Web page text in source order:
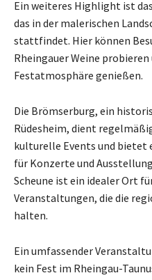
Ein weiteres Highlight ist
das in der malerischen
stattfindet. Hier können
Rheingauer Weine
Festatmosphäre genießen.
Die Brömserburg, ein
Rüdesheim, dient
kulturelle Events und bietet
für Konzerte und
Scheune ist ein idealer Ort
Veranstaltungen, die die
halten.
Ein umfassender
kein Fest im Rheingau-